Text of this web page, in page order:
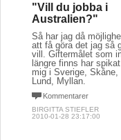
"Vill du jobba i
Australien?"
Så har jag då
att få göra det jag så
vill. Giftermålet som
längre finns har
mig i Sverige, Skåne,
Lund, Myllan.
Kommentarer
BIRGITTA STIEFLER
2010-01-28 23:17:00